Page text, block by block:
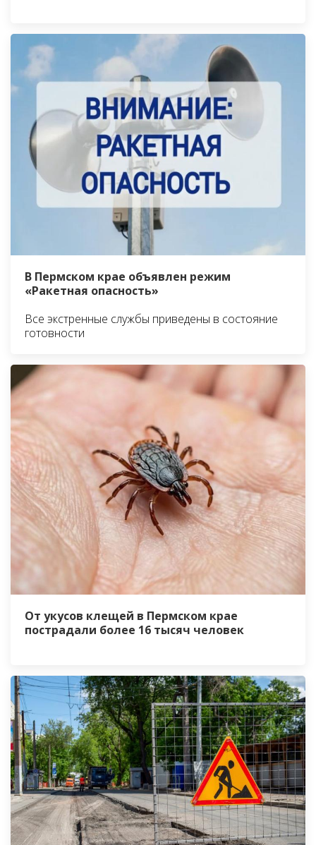
В Пермском крае объявлен режим
«Ракетная опасность»
Все экстренные службы приведены в состояние
готовности
От укусов клещей в Пермском крае
пострадали более 16 тысяч человек